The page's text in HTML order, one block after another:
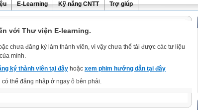
E-Learning Kỹ năng CNTT Trợ giúp
với Thư viện E-learning.
chưa đăng ký làm thành viên, vì vậy chưa thể tải được các tư liệu
mình.
ký thành viên tại đây hoặc xem phim hướng dẫn tại đây
có thể đăng nhập ở ngay ô bên phải.